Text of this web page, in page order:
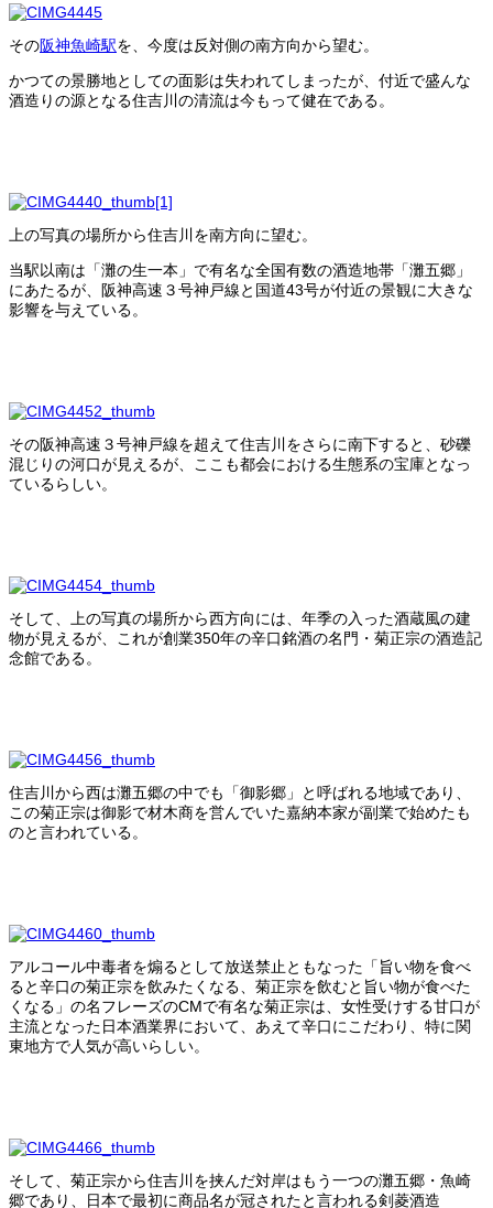
その阪神魚崎駅を、今度は反対側の南方向から望む。
かつての景勝地としての面影は失われてしまったが、付近で盛んな
酒造りの源となる住吉川の清流は今もって健在である。
上の写真の場所から住吉川を南方向に望む。
当駅以南は「灘の生一本」で有名な全国有数の酒造地帯「灘五郷」
にあたるが、阪神高速３号神戸線と国道43号が付近の景観に大きな
影響を与えている。
その阪神高速３号神戸線を超えて住吉川をさらに南下すると、砂礫
混じりの河口が見えるが、ここも都会における生態系の宝庫となっ
ているらしい。
そして、上の写真の場所から西方向には、年季の入った酒蔵風の建
物が見えるが、これが創業350年の辛口銘酒の名門・菊正宗の酒造記
念館である。
住吉川から西は灘五郷の中でも「御影郷」と呼ばれる地域であり、
この菊正宗は御影で材木商を営んでいた嘉納本家が副業で始めたも
のと言われている。
アルコール中毒者を煽るとして放送禁止ともなった「旨い物を食べ
ると辛口の菊正宗を飲みたくなる、菊正宗を飲むと旨い物が食べた
くなる」の名フレーズのCMで有名な菊正宗は、女性受けする甘口が
主流となった日本酒業界において、あえて辛口にこだわり、特に関
東地方で人気が高いらしい。
そして、菊正宗から住吉川を挟んだ対岸はもう一つの灘五郷・魚崎
郷であり、日本で最初に商品名が冠されたと言われる剣菱酒造